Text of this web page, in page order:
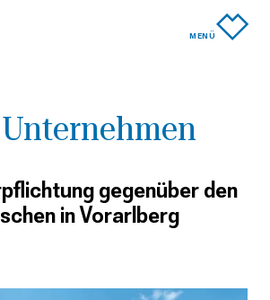
MENÜ
gegenüber den
in Vorarlberg